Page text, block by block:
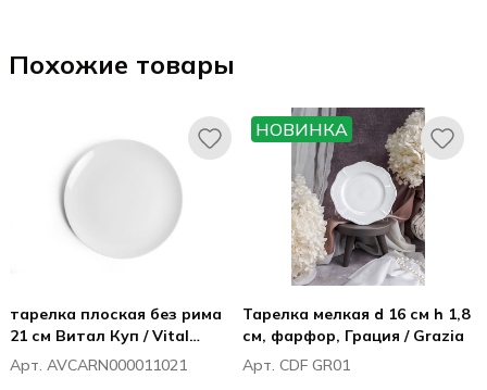
Похожие товары
тарелка плоская без рима
21 см Витал Куп / Vital
Coupe
Арт. AVCARN000011021
НОВИНКА
Тарелка мелкая d 16 см h 1,8
см, фарфор, Грация / Grazia
Арт. CDF GR01